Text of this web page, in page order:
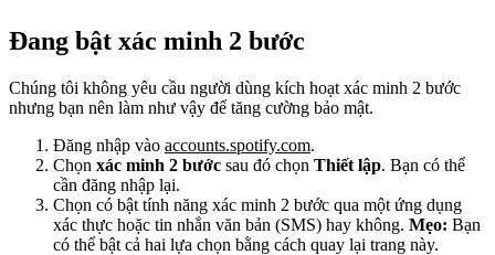
Đang bật xác minh 2 bước
Chúng tôi không yêu cầu người dùng kích hoạt xác minh 2 bước
nhưng bạn nên làm như vậy để tăng cường bảo mật.
Đăng nhập vào accounts.spotify.com.
Chọn xác minh 2 bước sau đó chọn Thiết lập. Bạn có thể
cần đăng nhập lại.
Chọn có bật tính năng xác minh 2 bước qua một ứng dụng
xác thực hoặc tin nhắn văn bản (SMS) hay không. Mẹo: Bạn
có thể bật cả hai lựa chọn bằng cách quay lại trang này.